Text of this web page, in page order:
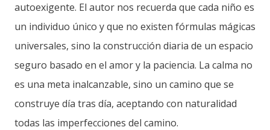
autoexigente. El autor nos recuerda que cada niño es
un individuo único y que no existen fórmulas mágicas
universales, sino la construcción diaria de un espacio
seguro basado en el amor y la paciencia. La calma no
es una meta inalcanzable, sino un camino que se
construye día tras día, aceptando con naturalidad
todas las imperfecciones del camino.